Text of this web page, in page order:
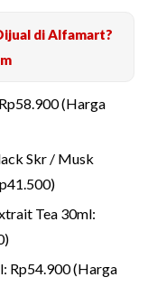
di Alfamart?
(Harga
Skr / Musk
Tea 30ml:
Rp54.900 (Harga